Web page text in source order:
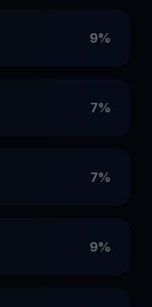
9%
7%
7%
9%